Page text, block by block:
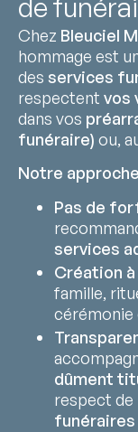
Chez Bleuciel
hommage est
des services
respectent vos
dans vos
funéraire) ou,
Notre approche
Pas de
services
Création
famille,
cérémonie
dûment
respect de
funéraires